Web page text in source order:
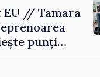
// Tamara
punți